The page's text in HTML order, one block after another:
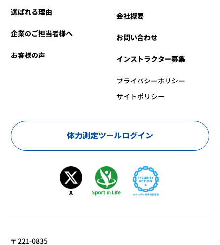
選ばれる理由
企業のご担当者様へ
お客様の声
会社概要
お問い合わせ
インストラクター募集
プライバシーポリシー
サイトポリシー
体力測定ツールログイン
〒221-0835